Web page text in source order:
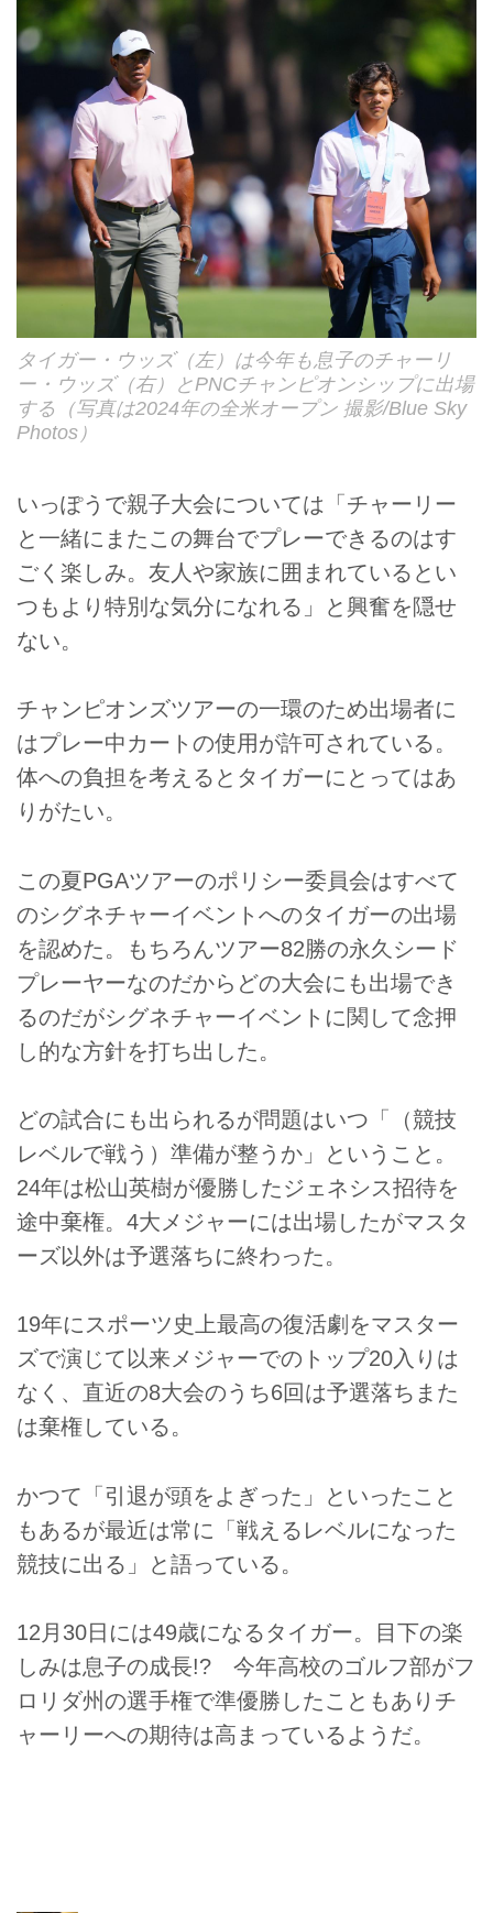
タイガー・ウッズ（左）は今年も息子のチャーリ
ー・ウッズ（右）とPNCチャンピオンシップに出場
する（写真は2024年の全米オープン 撮影/Blue Sky
Photos）
いっぽうで親子大会については「チャーリー
と一緒にまたこの舞台でプレーできるのはす
ごく楽しみ。友人や家族に囲まれているとい
つもより特別な気分になれる」と興奮を隠せ
ない。
チャンピオンズツアーの一環のため出場者に
はプレー中カートの使用が許可されている。
体への負担を考えるとタイガーにとってはあ
りがたい。
この夏PGAツアーのポリシー委員会はすべて
のシグネチャーイベントへのタイガーの出場
を認めた。もちろんツアー82勝の永久シード
プレーヤーなのだからどの大会にも出場でき
るのだがシグネチャーイベントに関して念押
し的な方針を打ち出した。
どの試合にも出られるが問題はいつ「（競技
レベルで戦う）準備が整うか」ということ。
24年は松山英樹が優勝したジェネシス招待を
途中棄権。4大メジャーには出場したがマスタ
ーズ以外は予選落ちに終わった。
19年にスポーツ史上最高の復活劇をマスター
ズで演じて以来メジャーでのトップ20入りは
なく、直近の8大会のうち6回は予選落ちまた
は棄権している。
かつて「引退が頭をよぎった」といったこと
もあるが最近は常に「戦えるレベルになった
競技に出る」と語っている。
12月30日には49歳になるタイガー。目下の楽
しみは息子の成長!? 今年高校のゴルフ部がフ
ロリダ州の選手権で準優勝したこともありチ
ャーリーへの期待は高まっているようだ。